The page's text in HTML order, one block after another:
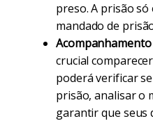
preso. A prisão
mandado de
crucial
poderá verificar
prisão, analisar o
garantir que seus